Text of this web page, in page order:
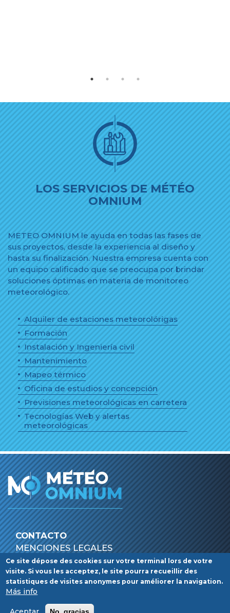
LOS SERVICIOS DE MÉTÉO
OMNIUM
METEO OMNIUM le ayuda en todas las fases de
sus proyectos, desde la experiencia al diseño y
hasta su finalización. Nuestra empresa cuenta con
un equipo calificado que se preocupa por brindar
soluciones óptimas en materia de monitoreo
meteorológico.
Alquiler de estaciones meteorolórigas
Formación
Instalación y Ingeniería civil
Mantenimiento
Mapeo térmico
Oficina de estudios y concepción
Previsiones meteorológicas en carretera
Tecnologías Web y alertas
meteorológicas
Menu
Pied
de
page
CONTACTO
MENCIONES LEGALES
Política de protección de datos personales
FacebookLinkedin
Ce site dépose des cookies sur votre terminal lors de votre
visite. Si vous les acceptez, le site pourra recueillir des
statistiques de visites anonymes pour améliorer la navigation.
Más info